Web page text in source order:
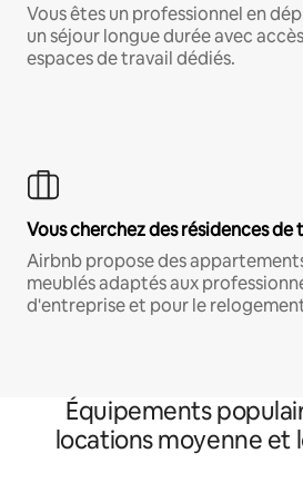
Vous êtes un professionnel en
un séjour longue durée avec
espaces de travail dédiés.
Vous cherchez des résidences de
Airbnb propose des
meublés adaptés aux
d'entreprise et pour le
Équipements
locations moyenne et